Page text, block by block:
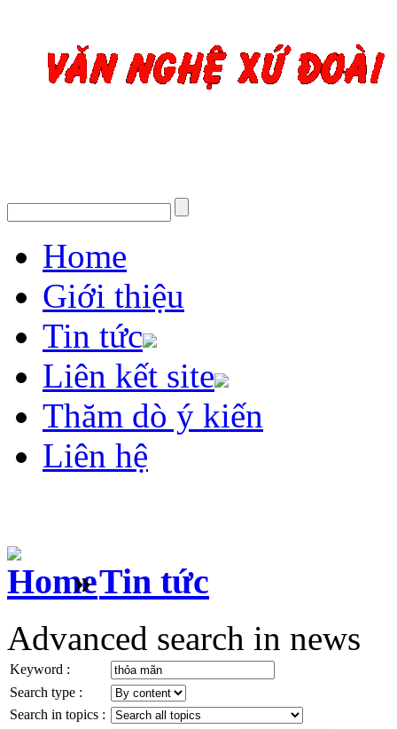
Home
Giới thiệu
Tin tức
Liên kết site
Thăm dò ý kiến
Liên hệ
» Tin tức
Advanced search in news
Keyword :
Search type :
Search in topics :